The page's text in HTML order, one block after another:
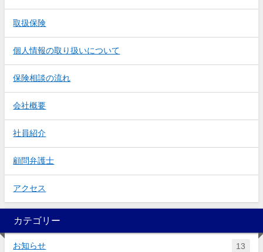
取扱保険
個人情報の取り扱いについて
保険相談の流れ
会社概要
社員紹介
顧問弁護士
アクセス
カテゴリー
お知らせ 13